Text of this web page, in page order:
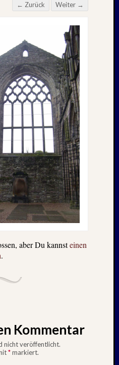
← Zurück
Weiter →
aber Du kannsteinen
.
Kommentar
nicht veröffentlicht.
*markiert.